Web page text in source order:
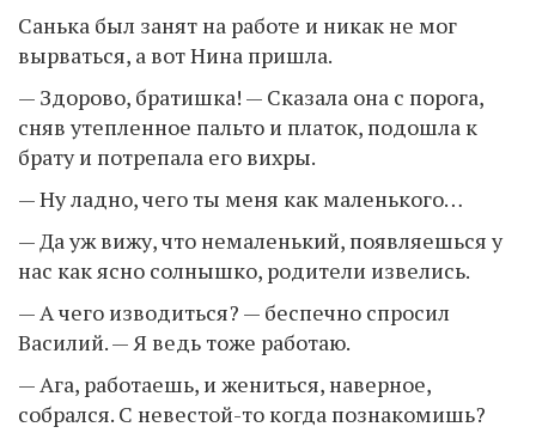
Санька был занят на работе и никак не мог
вырваться, а вот Нина пришла.
— Здорово, братишка! — Сказала она с порога,
сняв утепленное пальто и платок, подошла к
брату и потрепала его вихры.
— Ну ладно, чего ты меня как маленького…
— Да уж вижу, что немаленький, появляешься у
нас как ясно солнышко, родители извелись.
— А чего изводиться? — беспечно спросил
Василий. — Я ведь тоже работаю.
— Ага, работаешь, и жениться, наверное,
собрался. С невестой-то когда познакомишь?